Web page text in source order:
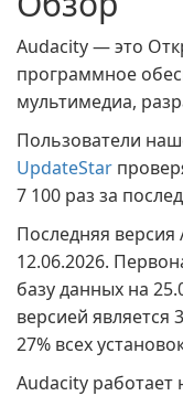
Audacity — это
программное
мультимедиа,
Пользователи
UpdateStar
7 100 раз за
Последняя
12.06.2026.
базу данных на
версией является
27% всех
Audacity